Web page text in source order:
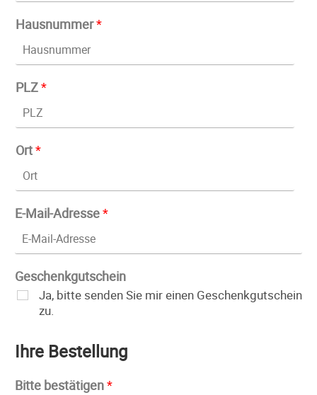
Hausnummer*
PLZ*
Ort*
E-Mail-Adresse*
Geschenkgutschein
Ja, bitte senden Sie mir einen Geschenkgutschein
zu.
Ihre Bestellung
Bitte bestätigen*